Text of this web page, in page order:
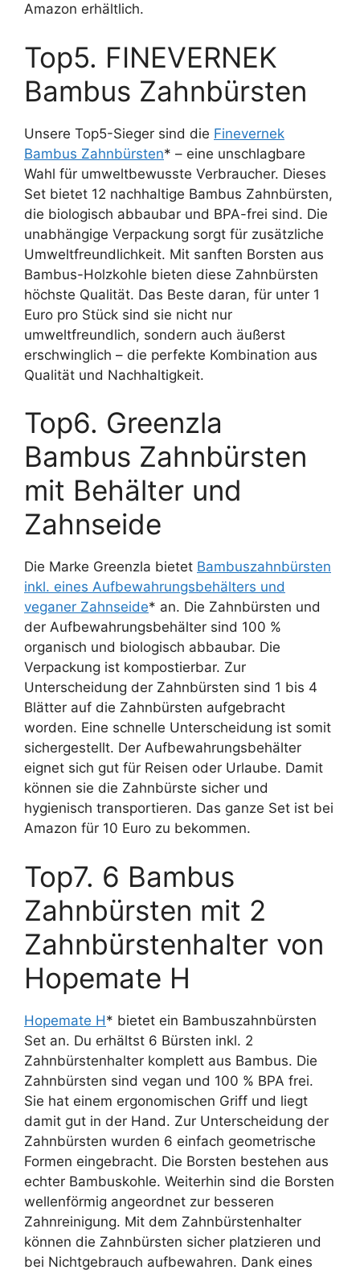
Amazon erhältlich.
Top5. FINEVERNEK
Bambus Zahnbürsten
Unsere Top5-Sieger sind die Finevernek
Bambus Zahnbürsten* – eine unschlagbare
Wahl für umweltbewusste Verbraucher. Dieses
Set bietet 12 nachhaltige Bambus Zahnbürsten,
die biologisch abbaubar und BPA-frei sind. Die
unabhängige Verpackung sorgt für zusätzliche
Umweltfreundlichkeit. Mit sanften Borsten aus
Bambus-Holzkohle bieten diese Zahnbürsten
höchste Qualität. Das Beste daran, für unter 1
Euro pro Stück sind sie nicht nur
umweltfreundlich, sondern auch äußerst
erschwinglich – die perfekte Kombination aus
Qualität und Nachhaltigkeit.
Top6. Greenzla
Bambus Zahnbürsten
mit Behälter und
Zahnseide
Die Marke Greenzla bietet Bambuszahnbürsten
inkl. eines Aufbewahrungsbehälters und
veganer Zahnseide* an. Die Zahnbürsten und
der Aufbewahrungsbehälter sind 100 %
organisch und biologisch abbaubar. Die
Verpackung ist kompostierbar. Zur
Unterscheidung der Zahnbürsten sind 1 bis 4
Blätter auf die Zahnbürsten aufgebracht
worden. Eine schnelle Unterscheidung ist somit
sichergestellt. Der Aufbewahrungsbehälter
eignet sich gut für Reisen oder Urlaube. Damit
können sie die Zahnbürste sicher und
hygienisch transportieren. Das ganze Set ist bei
Amazon für 10 Euro zu bekommen.
Top7. 6 Bambus
Zahnbürsten mit 2
Zahnbürstenhalter von
Hopemate H
Hopemate H* bietet ein Bambuszahnbürsten
Set an. Du erhältst 6 Bürsten inkl. 2
Zahnbürstenhalter komplett aus Bambus. Die
Zahnbürsten sind vegan und 100 % BPA frei.
Sie hat einem ergonomischen Griff und liegt
damit gut in der Hand. Zur Unterscheidung der
Zahnbürsten wurden 6 einfach geometrische
Formen eingebracht. Die Borsten bestehen aus
echter Bambuskohle. Weiterhin sind die Borsten
wellenförmig angeordnet zur besseren
Zahnreinigung. Mit dem Zahnbürstenhalter
können die Zahnbürsten sicher platzieren und
bei Nichtgebrauch aufbewahren. Dank eines